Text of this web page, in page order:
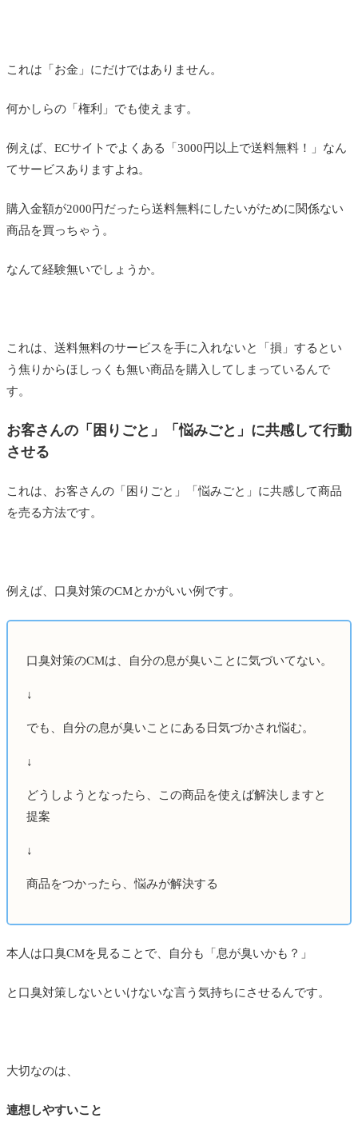
これは「お金」にだけではありません。
何かしらの「権利」でも使えます。
例えば、ECサイトでよくある「3000円以上で送料無料！」なん
てサービスありますよね。
購入金額が2000円だったら送料無料にしたいがために関係ない
商品を買っちゃう。
なんて経験無いでしょうか。
これは、送料無料のサービスを手に入れないと「損」するとい
う焦りからほしっくも無い商品を購入してしまっているんで
す。
お客さんの「困りごと」「悩みごと」に共感して行動
させる
これは、お客さんの「困りごと」「悩みごと」に共感して商品
を売る方法です。
例えば、口臭対策のCMとかがいい例です。
口臭対策のCMは、自分の息が臭いことに気づいてない。
↓
でも、自分の息が臭いことにある日気づかされ悩む。
↓
どうしようとなったら、この商品を使えば解決しますと
提案
↓
商品をつかったら、悩みが解決する
本人は口臭CMを見ることで、自分も「息が臭いかも？」
と口臭対策しないといけないな言う気持ちにさせるんです。
大切なのは、
連想しやすいこと